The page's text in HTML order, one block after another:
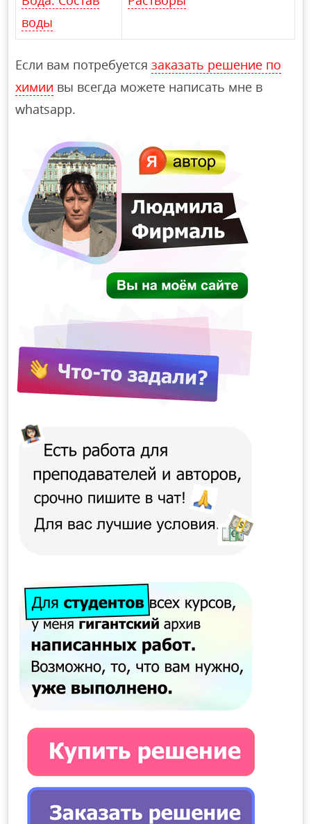
воды
Если вам потребуетсязаказать решение по
химии вы всегда можете написать мне в
whatsapp.